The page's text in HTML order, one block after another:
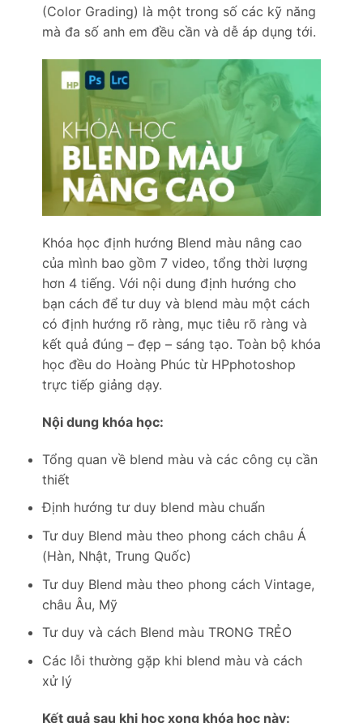
(Color Grading) là một trong số các kỹ năng
mà đa số anh em đều cần và dễ áp dụng tới.
Khóa học định hướng Blend màu nâng cao
của mình bao gồm 7 video, tổng thời lượng
hơn 4 tiếng. Với nội dung định hướng cho
bạn cách để tư duy và blend màu một cách
có định hướng rõ ràng, mục tiêu rõ ràng và
kết quả đúng – đẹp – sáng tạo. Toàn bộ khóa
học đều do Hoàng Phúc từ HPphotoshop
trực tiếp giảng dạy.
Nội dung khóa học:
Tổng quan về blend màu và các công cụ cần
thiết
Định hướng tư duy blend màu chuẩn
Tư duy Blend màu theo phong cách châu Á
(Hàn, Nhật, Trung Quốc)
Tư duy Blend màu theo phong cách Vintage,
châu Âu, Mỹ
Tư duy và cách Blend màu TRONG TRẺO
Các lỗi thường gặp khi blend màu và cách
xử lý
Kết quả sau khi học xong khóa học này: